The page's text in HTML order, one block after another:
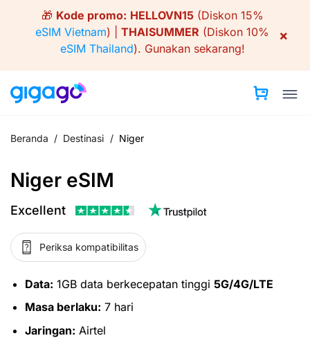
🎁 Kode promo: HELLOVN15(Diskon 15%
eSIM Vietnam) | THAISUMMER (Diskon 10%
eSIM Thailand). Gunakan sekarang!
×
Beranda / Destinasi / Niger
Niger eSIM
Excellent
Periksa kompatibilitas
Data: 1GB data berkecepatan tinggi 5G/4G/LTE
Masa berlaku: 7 hari
Jaringan: Airtel